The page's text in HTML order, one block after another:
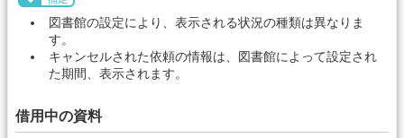
図書館の設定により、表示される状況の種類は異なりま
す。
キャンセルされた依頼の情報は、図書館によって設定され
た期間、表示されます。
借用中の資料